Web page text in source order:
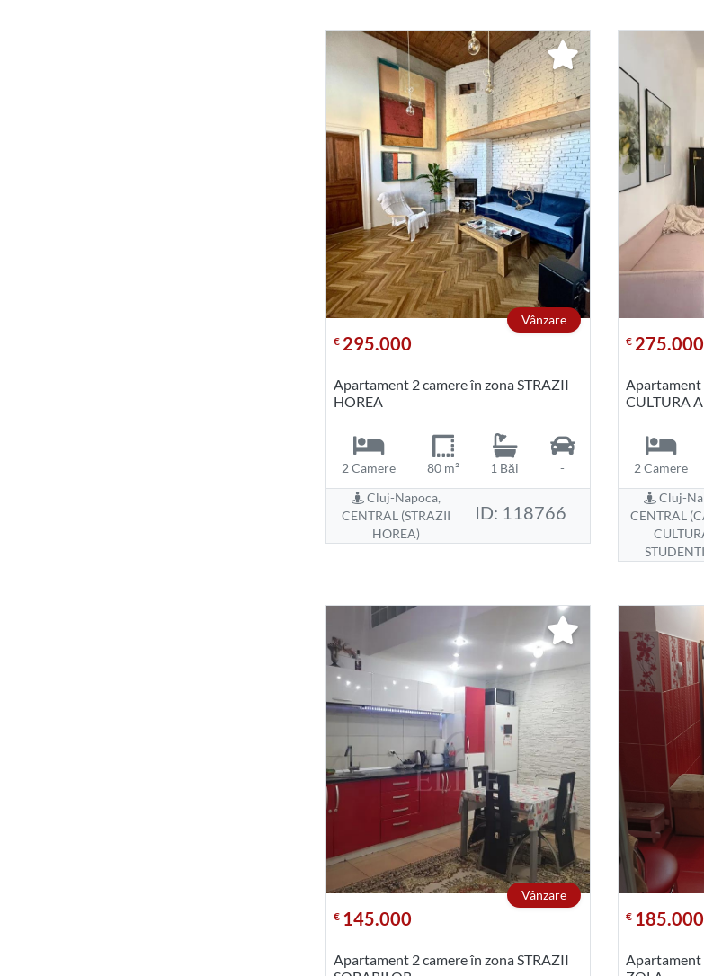
Vânzare
€ 295.000
Apartament 2 camere în zona STRAZII
HOREA
2 Camere 80 m² 1 Băi
-
Cluj-Napoca,
CENTRAL (STRAZII
HOREA)
ID: 118766
€ 275.000
Apartament
CULTURA
2 Camere
Cluj-
CENTRAL
Vânzare
€ 145.000
Apartament 2 camere în zona STRAZII
€ 185.000
Apartament